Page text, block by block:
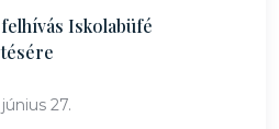
felhívás Iskolabüfé
27.